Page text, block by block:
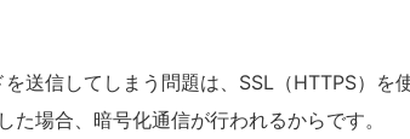
送信してしまう問題は、SSL（HTTPS）を
場合、暗号化通信が行われるからです。